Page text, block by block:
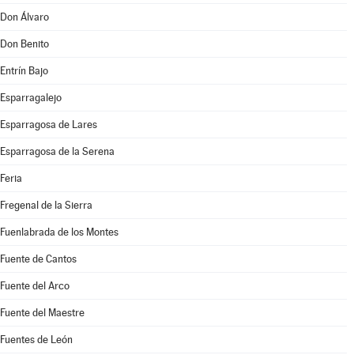
Don Álvaro
Don Benito
Entrín Bajo
Esparragalejo
Esparragosa de Lares
Esparragosa de la Serena
Feria
Fregenal de la Sierra
Fuenlabrada de los Montes
Fuente de Cantos
Fuente del Arco
Fuente del Maestre
Fuentes de León